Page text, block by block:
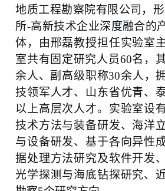
地质工程勘察院有限公司，
所-高新技术企业深度融合的
体，由邢磊教授担任实验室
室共有固定研究人员60名，
余人、副高级职称30余人，
技领军人才、山东省优青、
以上高层次人才。实验室设
技术方法与装备研发、海洋
与设备研发、基于各向异性
据处理方法研究及软件开发
光学探测与海底钻探研究、